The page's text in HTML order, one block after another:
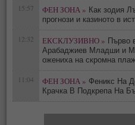
15:57 ФЕН ЗОНА » Как зодия
прогнози и казиното в
12:32 ЕКСКЛУЗИВНО » Първо
Арабаджиев Младши и
oжениха на скромна
11:04 ФЕН ЗОНА » Феникс На
Крачка В Подкрепа На